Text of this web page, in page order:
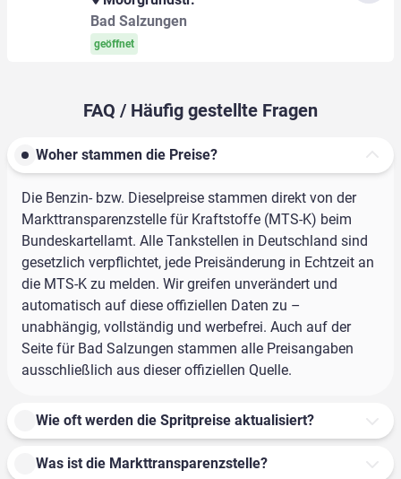
Bad Salzungen
geöffnet
FAQ / Häufig gestellte Fragen
Woher stammen die Preise?
Die Benzin- bzw. Dieselpreise stammen direkt von der
Markttransparenzstelle für Kraftstoffe (MTS-K) beim
Bundeskartellamt. Alle Tankstellen in Deutschland sind
gesetzlich verpflichtet, jede Preisänderung in Echtzeit an
die MTS-K zu melden. Wir greifen unverändert und
automatisch auf diese offiziellen Daten zu –
unabhängig, vollständig und werbefrei. Auch auf der
Seite für Bad Salzungen stammen alle Preisangaben
ausschließlich aus dieser offiziellen Quelle.
Wie oft werden die Spritpreise aktualisiert?
Was ist die Markttransparenzstelle?